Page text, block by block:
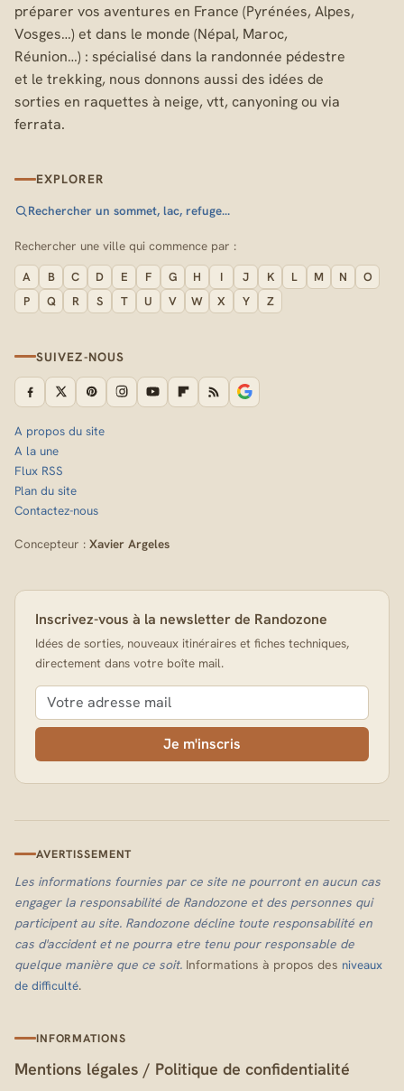
préparer vos aventures en France (Pyrénées, Alpes,
Vosges…) et dans le monde (Népal, Maroc,
Réunion…) : spécialisé dans la randonnée pédestre
et le trekking, nous donnons aussi des idées de
sorties en raquettes à neige, vtt, canyoning ou via
ferrata.
EXPLORER
Rechercher un sommet, lac, refuge…
Rechercher une ville qui commence par :
A B C D E F G H I J K L M N
O
P
Q R S T U V W X Y Z
SUIVEZ-NOUS
A propos du site
A la une
Flux RSS
Plan du site
Contactez-nous
Concepteur : Xavier Argeles
Inscrivez-vous à la newsletter de Randozone
Idées de sorties, nouveaux itinéraires et fiches techniques,
directement dans votre boîte mail.
Je m'inscris
AVERTISSEMENT
Les informations fournies par ce site ne pourront en aucun cas
engager la responsabilité de Randozone et des personnes qui
participent au site. Randozone décline toute responsabilité en
cas d'accident et ne pourra etre tenu pour responsable de
quelque manière que ce soit. Informations à propos des niveaux
de difficulté.
INFORMATIONS
Mentions légales / Politique de confidentialité